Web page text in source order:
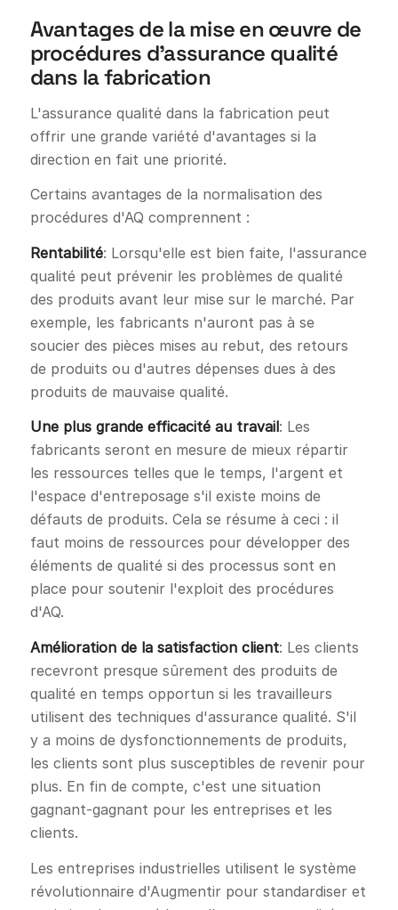
Avantages de la mise en œuvre de
procédures d'assurance qualité
dans la fabrication
L'assurance qualité dans la fabrication peut
offrir une grande variété d'avantages si la
direction en fait une priorité.
Certains avantages de la normalisation des
procédures d'AQ comprennent :
Rentabilité: Lorsqu'elle est bien faite, l'assurance
qualité peut prévenir les problèmes de qualité
des produits avant leur mise sur le marché. Par
exemple, les fabricants n'auront pas à se
soucier des pièces mises au rebut, des retours
de produits ou d'autres dépenses dues à des
produits de mauvaise qualité.
Une plus grande efficacité au travail: Les
fabricants seront en mesure de mieux répartir
les ressources telles que le temps, l'argent et
l'espace d'entreposage s'il existe moins de
défauts de produits. Cela se résume à ceci : il
faut moins de ressources pour développer des
éléments de qualité si des processus sont en
place pour soutenir l'exploit des procédures
d'AQ.
Amélioration de la satisfaction client: Les clients
recevront presque sûrement des produits de
qualité en temps opportun si les travailleurs
utilisent des techniques d'assurance qualité. S'il
y a moins de dysfonctionnements de produits,
les clients sont plus susceptibles de revenir pour
plus. En fin de compte, c'est une situation
gagnant-gagnant pour les entreprises et les
clients.
Les entreprises industrielles utilisent le système
révolutionnaire d'Augmentir pour standardiser et